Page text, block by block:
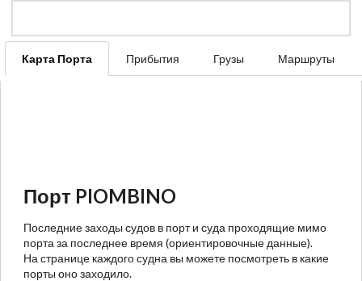
Карта Порта Прибытия Грузы Маршруты
Порт PIOMBINO
Последние заходы судов в порт и суда проходящие мимо
порта за последнее время (ориентировочные данные).
На странице каждого судна вы можете посмотреть в какие
порты оно заходило.